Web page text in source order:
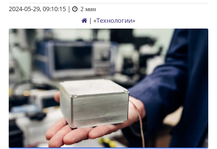
2024-05-29, 09:10:15| 2 мин
| «Технологии»